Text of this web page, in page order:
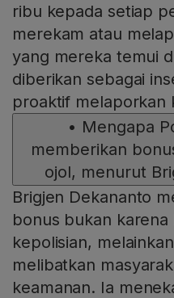
ribu kepada setiap
merekam atau
yang mereka temui
diberikan sebagai
proaktif melaporkan
• Mengapa
memberikan
ojol, menurut
Brigjen Dekananto
bonus bukan
kepolisian,
melibatkan
keamanan. Ia